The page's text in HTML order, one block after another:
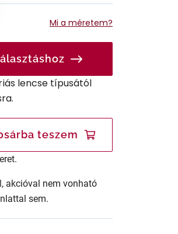
Mi a méretem?
lencse típusától
teszem
akcióval nem vonható
sem.